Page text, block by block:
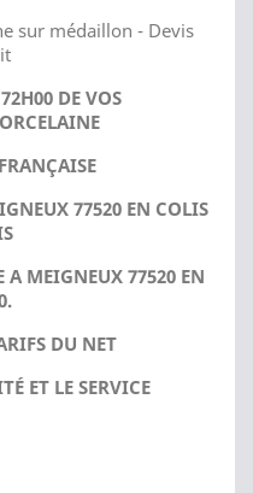
sur médaillon - Devis
DE VOS
77520 EN COLIS
MEIGNEUX 77520 EN
DU NET
ET LE SERVICE